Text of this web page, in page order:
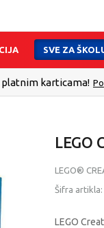
SVE ZA
platnim karticama!
LEGO
LEGO®
Šifra artikla:
LEGO